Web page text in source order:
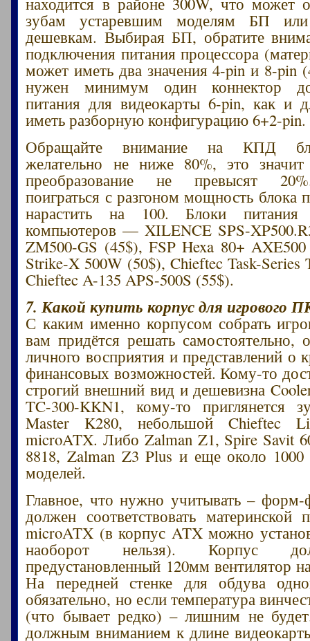
зубам устаревшим моделям БП или
дешевкам. Выбирая БП, обратите
подключения питания процессора
может иметь два значения 4-pin и 8-pin
нужен минимум один коннектор
питания для видеокарты 6-pin, как и
иметь разборную конфигурацию 6+2-pin.
Обращайте внимание на КПД
желательно не ниже 80%, это
преобразование не превысят
поиграться с разгоном мощность блока
нарастить на 100. Блоки
компьютеров — XILENCE SPS-
ZM500-GS (45$), FSP Hexa 80+
Strike-X 500W (50$), Chieftec Task-Series
Chieftec A-135 APS-500S (55$).
7. Какой купить корпус для игрового
С каким именно корпусом собрать
вам придётся решать самостоятельно,
личного восприятия и представлений о
финансовых возможностей. Кому-то
строгий внешний вид и дешевизна
TC-300-KKN1, кому-то приглянется
Master K280, небольшой Chieftec
microATX. Либо Zalman Z1, Spire Savit
8818, Zalman Z3 Plus и еще около 1000
моделей.
Главное, что нужно учитывать – форм-
должен соответствовать
microATX (в корпус ATX можно
наоборот нельзя). Корпус
предустановленный 120мм вентилятор
На передней стенке для обдува
обязательно, но если температура
(что бывает редко) – лишним не
должным вниманием к длине